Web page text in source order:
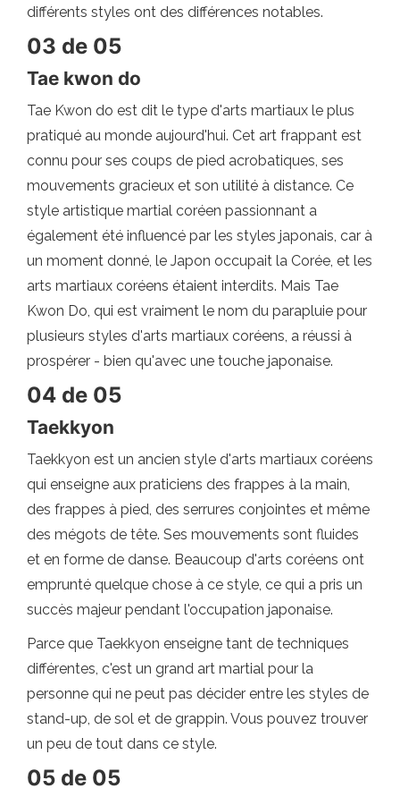
différents styles ont des différences notables.
03 de 05
Tae kwon do
Tae Kwon do est dit le type d'arts martiaux le plus
pratiqué au monde aujourd'hui. Cet art frappant est
connu pour ses coups de pied acrobatiques, ses
mouvements gracieux et son utilité à distance. Ce
style artistique martial coréen passionnant a
également été influencé par les styles japonais, car à
un moment donné, le Japon occupait la Corée, et les
arts martiaux coréens étaient interdits. Mais Tae
Kwon Do, qui est vraiment le nom du parapluie pour
plusieurs styles d'arts martiaux coréens, a réussi à
prospérer - bien qu'avec une touche japonaise.
04 de 05
Taekkyon
Taekkyon est un ancien style d'arts martiaux coréens
qui enseigne aux praticiens des frappes à la main,
des frappes à pied, des serrures conjointes et même
des mégots de tête. Ses mouvements sont fluides
et en forme de danse. Beaucoup d'arts coréens ont
emprunté quelque chose à ce style, ce qui a pris un
succès majeur pendant l'occupation japonaise.
Parce que Taekkyon enseigne tant de techniques
différentes, c'est un grand art martial pour la
personne qui ne peut pas décider entre les styles de
stand-up, de sol et de grappin. Vous pouvez trouver
un peu de tout dans ce style.
05 de 05